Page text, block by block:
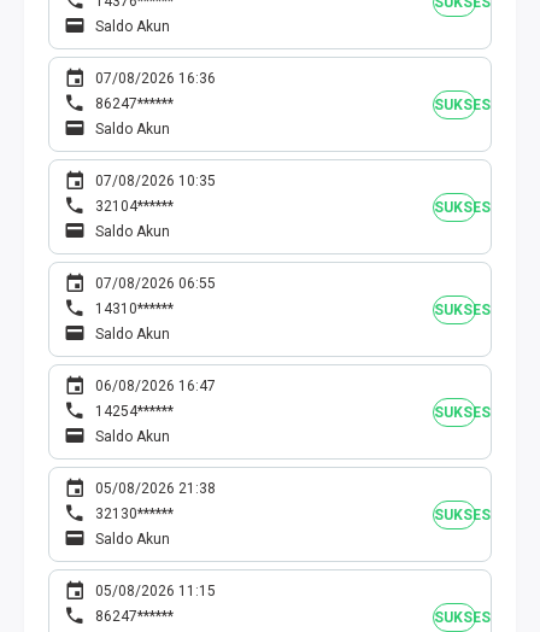
Saldo Akun
SUKSES
07/08/2026 16:36
86247******
Saldo Akun
SUKSES
07/08/2026 10:35
32104******
Saldo Akun
SUKSES
07/08/2026 06:55
14310******
Saldo Akun
SUKSES
06/08/2026 16:47
14254******
Saldo Akun
SUKSES
05/08/2026 21:38
32130******
Saldo Akun
SUKSES
05/08/2026 11:15
86247******